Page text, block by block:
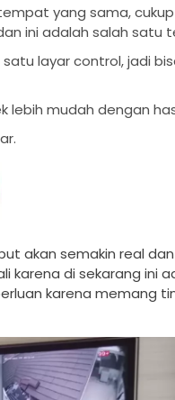
yang sama,
ini adalah salah satu
layar control, jadi
lebih mudah dengan
akan semakin real
di sekarang ini
karena memang